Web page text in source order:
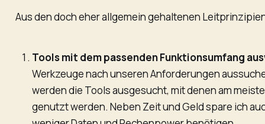
Aus den doch eher allgemein gehaltenen
Tools mit dem passenden Funktionsumfang
Werkzeuge nach unseren Anforderungen
werden die Tools ausgesucht, mit denen am
genutzt werden. Neben Zeit und Geld spare ich